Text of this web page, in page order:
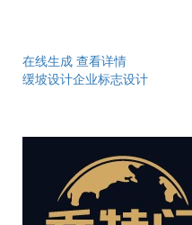
在线生成 查看详情
缓坡设计企业标志设计